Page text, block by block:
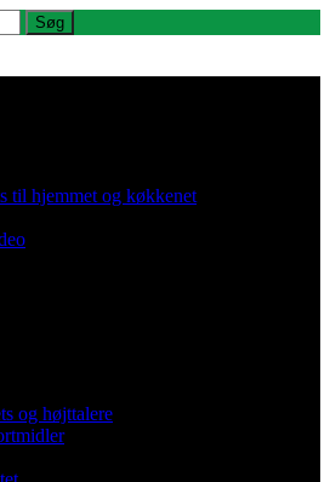
til hjemmet og køkkenet
og højttalere